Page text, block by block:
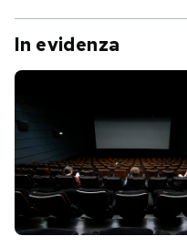
In evidenza